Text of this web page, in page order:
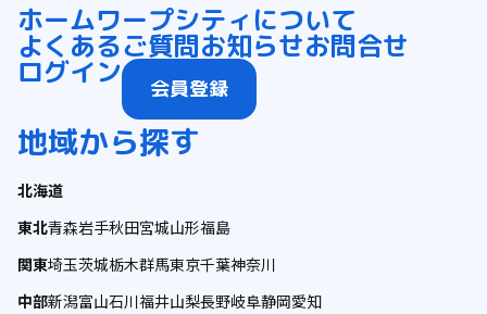
ホームワープシティについて
よくあるご質問お知らせお問合せ
ログイン 会員登録
地域から探す
北海道
東北青森岩手秋田宮城山形福島
関東埼玉茨城栃木群馬東京千葉神奈川
中部新潟富山石川福井山梨長野岐阜静岡愛知